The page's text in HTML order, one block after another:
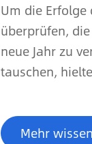
Um die Erfolge
überprüfen,
neue Jahr zu
tauschen,
Mehr wissen